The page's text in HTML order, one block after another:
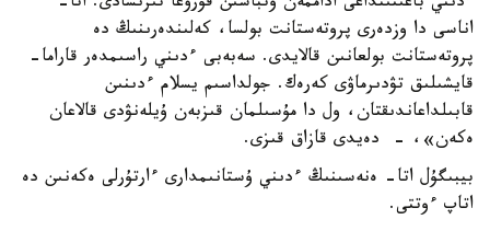
اناسى دا وزدەرى پروتەستانت بولسا، كەلىندەرىنىڭ دە
پروتەستانت بولعانىن قالايدى. سەبەبى ءدىني راسىمدەر قاراما-
قايشىلىق تۋدىرماۋى كەرەك. جولداسىم يسلام ءدىنىن
قابىلداعاندىقتان، ول دا مۇسىلمان قىزبەن ۇيلەنۋدى قالاعان
ەكەن»، - دەيدى قازاق قىزى.
بيبىگۇل اتا- ەنەسىنىڭ ءدىني ۇستانىمدارى ءارتۇرلى ەكەنىن دە
اتاپ ءوتتى.